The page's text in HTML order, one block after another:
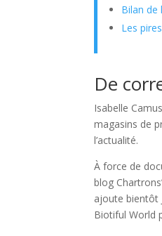
Bilan de
Les
De
Isabelle
magasins de
l’actualité.
À force de
blog
ajoute bientôt
Biotiful World